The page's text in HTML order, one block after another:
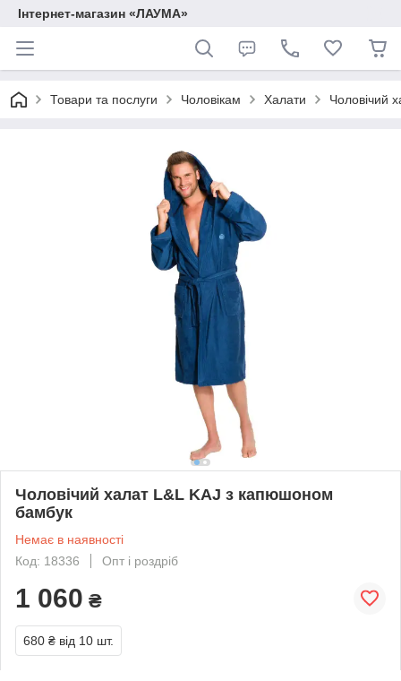
Інтернет-магазин «ЛАУМА»
Товари та послуги Чоловікам Халати Чоловічий
Чоловічий халат L&L KAJ з капюшоном
бамбук
Немає в наявності
Код: 18336
Опт і роздріб
1 060 ₴
680 ₴ від 10 шт.